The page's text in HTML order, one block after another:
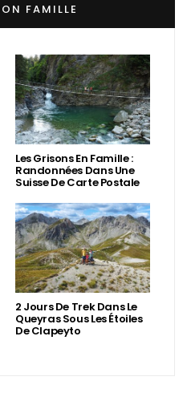
FAMILLE
Les Grisons En Famille :
Randonnées Dans Une
Suisse De Carte Postale
2 Jours De Trek Dans Le
Queyras Sous Les Étoiles
De Clapeyto